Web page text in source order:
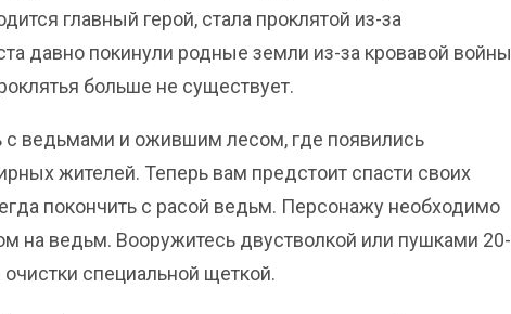
главный герой, стала проклятой из-за
давно покинули родные земли из-за кровавой войны
больше не существует.
с ведьмами и ожившим лесом, где появились
жителей. Теперь вам предстоит спасти своих
покончить с расой ведьм. Персонажу необходимо
на ведьм. Вооружитесь двустволкой или пушками 20-
специальной щеткой.